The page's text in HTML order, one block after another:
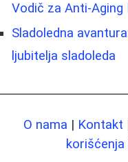
Vodič za Anti-Aging
Sladoledna
ljubitelja sladoleda
O nama | Kontakt
korišćenja